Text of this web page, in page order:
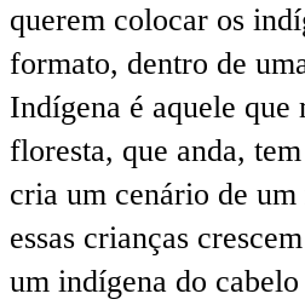
querem colocar os
formato, dentro de
Indígena é aquele que
floresta, que anda,
cria um cenário de
essas crianças
um indígena do